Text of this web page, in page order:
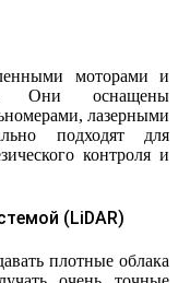
моторами и
Они оснащены
лазерными
подходят для
контроля и
(LiDAR)
плотные облака